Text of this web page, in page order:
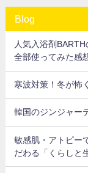
Blog
人気入浴剤
全部使ってみた感
寒波対策！冬が怖
韓国のジンジャー
敏感肌・アトピー
だわる「くらしと